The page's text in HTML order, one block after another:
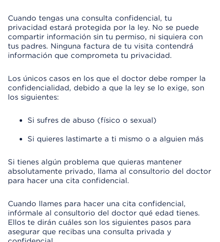
Cuando tengas una consulta confidencial, tu
privacidad estará protegida por la ley. No se puede
compartir información sin tu permiso, ni siquiera con
tus padres. Ninguna factura de tu visita contendrá
información que comprometa tu privacidad.
Los únicos casos en los que el doctor debe romper la
confidencialidad, debido a que la ley se lo exige, son
los siguientes:
Si sufres de abuso (físico o sexual)
Si quieres lastimarte a ti mismo o a alguien más
Si tienes algún problema que quieras mantener
absolutamente privado, llama al consultorio del doctor
para hacer una cita confidencial.
Cuando llames para hacer una cita confidencial,
infórmale al consultorio del doctor qué edad tienes.
Ellos te dirán cuáles son los siguientes pasos para
asegurar que recibas una consulta privada y